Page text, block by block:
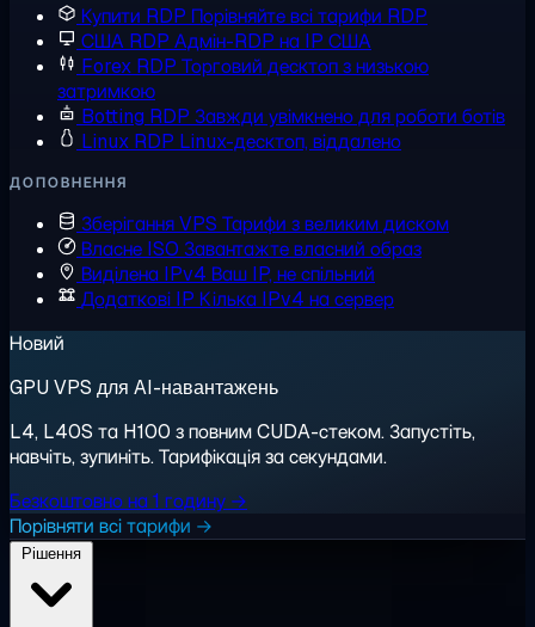
Купити RDP Порівняйте всі тарифи RDP
США RDP Адмін-RDP на IP США
Forex RDP Торговий десктоп з низькою
затримкою
Botting RDP Завжди увімкнено для роботи ботів
Linux RDP Linux-десктоп, віддалено
ДОПОВНЕННЯ
Зберігання VPS Тарифи з великим диском
Власне ISO Завантажте власний образ
Виділена IPv4 Ваш IP, не спільний
Додаткові IP Кілька IPv4 на сервер
Новий
GPU VPS для AI-навантажень
L4, L40S та H100 з повним CUDA-стеком. Запустіть,
навчіть, зупиніть. Тарифікація за секундами.
Безкоштовно на 1 годину →
Порівняти всі тарифи →